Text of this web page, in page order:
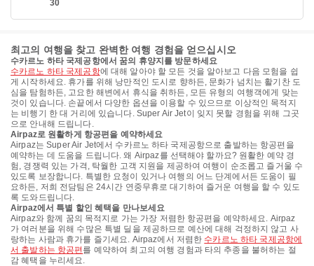
30
최고의 여행을 찾고 완벽한 여행 경험을 얻으십시오
수카르노 하타 국제공항에서 꿈의 휴양지를 방문하세요
수카르노 하타 국제공항에 대해 알아야 할 모든 것을 알아보고 다음 모험을 쉽
게 시작하세요. 휴가를 위해 낭만적인 도시로 향하든, 문화가 넘치는 활기찬 도
심을 탐험하든, 고요한 해변에서 휴식을 취하든, 모든 유형의 여행객에게 맞는
것이 있습니다. 손끝에서 다양한 옵션을 이용할 수 있으므로 이상적인 목적지
는 비행기 한 대 거리에 있습니다. Super Air Jet이 잊지 못할 경험을 위해 그곳
으로 안내해 드립니다.
Airpaz로 원활하게 항공편을 예약하세요
Airpaz는 Super Air Jet에서 수카르노 하타 국제공항으로 출발하는 항공편을
예약하는 데 도움을 드립니다. 왜 Airpaz를 선택해야 할까요? 원활한 예약 경
험, 경쟁력 있는 가격, 탁월한 고객 지원을 제공하여 여행이 순조롭고 즐거울 수
있도록 보장합니다. 특별한 요청이 있거나 여행의 어느 단계에서든 도움이 필
요하든, 저희 전담팀은 24시간 연중무휴로 대기하여 즐거운 여행을 할 수 있도
록 도와드립니다.
Airpaz에서 특별 할인 혜택을 만나보세요
Airpaz와 함께 꿈의 목적지로 가는 가장 저렴한 항공편을 예약하세요. Airpaz
가 여러분을 위해 수많은 특별 딜을 제공하므로 예산에 대해 걱정하지 않고 사
랑하는 사람과 휴가를 즐기세요. Airpaz에서 저렴한 수카르노 하타 국제공항에
서 출발하는 항공편 를 예약하여 최고의 여행 경험과 타의 추종을 불허하는 절
감 혜택을 누리세요.